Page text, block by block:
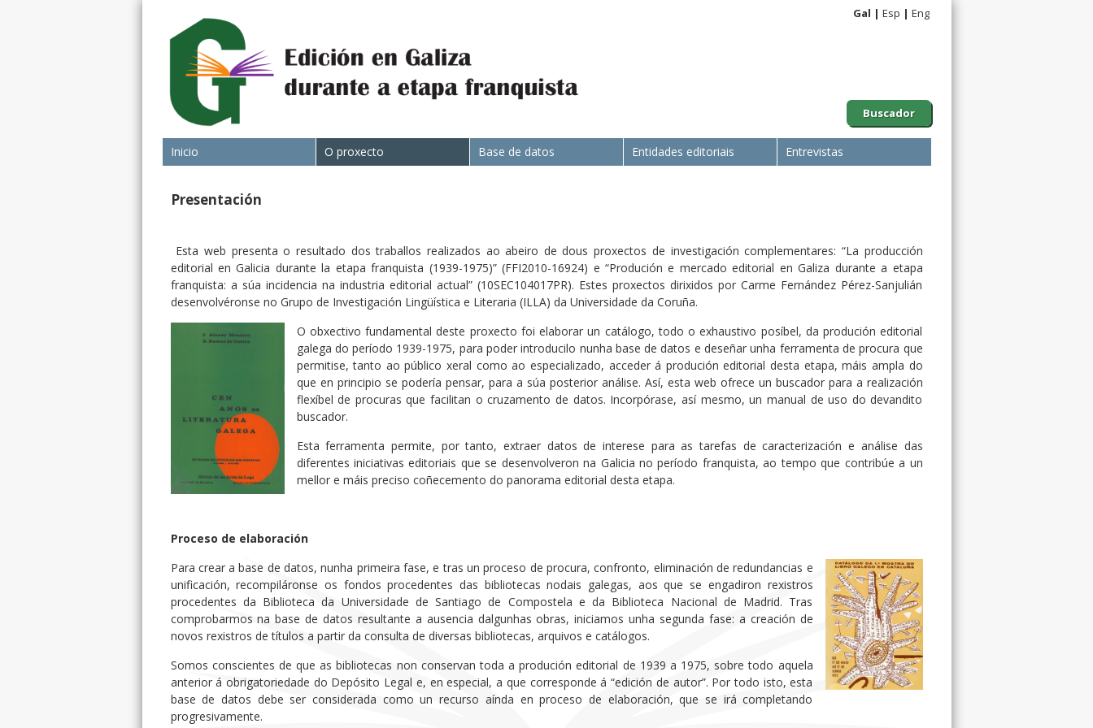
Buscador
Gal Esp Eng
Inicio O proxecto Base de datos Entidades editoriais Entrevistas
Presentación
Esta web presenta o resultado dos traballos realizados ao abeiro de dous proxectos de investigación complementares: “La producción
editorial en Galicia durante la etapa franquista (1939-1975)” (FFI2010-16924) e “Produción e mercado editorial en Galiza durante a etapa
franquista: a súa incidencia na industria editorial actual” (10SEC104017PR). Estes proxectos dirixidos por Carme Fernández Pérez-Sanjulián
desenvolvéronse no Grupo de Investigación Lingüística e Literaria (ILLA) da Universidade da Coruña.
O obxectivo fundamental deste proxecto foi elaborar un catálogo, todo o exhaustivo posíbel, da produción editorial
galega do período 1939-1975, para poder introducilo nunha base de datos e deseñar unha ferramenta de procura que
permitise, tanto ao público xeral como ao especializado, acceder á produción editorial desta etapa, máis ampla do
que en principio se podería pensar, para a súa posterior análise. Así, esta web ofrece un buscador para a realización
flexíbel de procuras que facilitan o cruzamento de datos. Incorpórase, así mesmo, un manual de uso do devandito
buscador.
Esta ferramenta permite, por tanto, extraer datos de interese para as tarefas de caracterización e análise das
diferentes iniciativas editoriais que se desenvolveron na Galicia no período franquista, ao tempo que contribúe a un
mellor e máis preciso coñecemento do panorama editorial desta etapa.
Proceso de elaboración
Para crear a base de datos, nunha primeira fase, e tras un proceso de procura, confronto, eliminación de redundancias e
unificación, recompiláronse os fondos procedentes das bibliotecas nodais galegas, aos que se engadiron rexistros
procedentes da Biblioteca da Universidade de Santiago de Compostela e da Biblioteca Nacional de Madrid. Tras
comprobarmos na base de datos resultante a ausencia dalgunhas obras, iniciamos unha segunda fase: a creación de
novos rexistros de títulos a partir da consulta de diversas bibliotecas, arquivos e catálogos.
Somos conscientes de que as bibliotecas non conservan toda a produción editorial de 1939 a 1975, sobre todo aquela
anterior á obrigatoriedade do Depósito Legal e, en especial, a que corresponde á “edición de autor”. Por todo isto, esta
base de datos debe ser considerada como un recurso aínda en proceso de elaboración, que se irá completando
progresivamente.